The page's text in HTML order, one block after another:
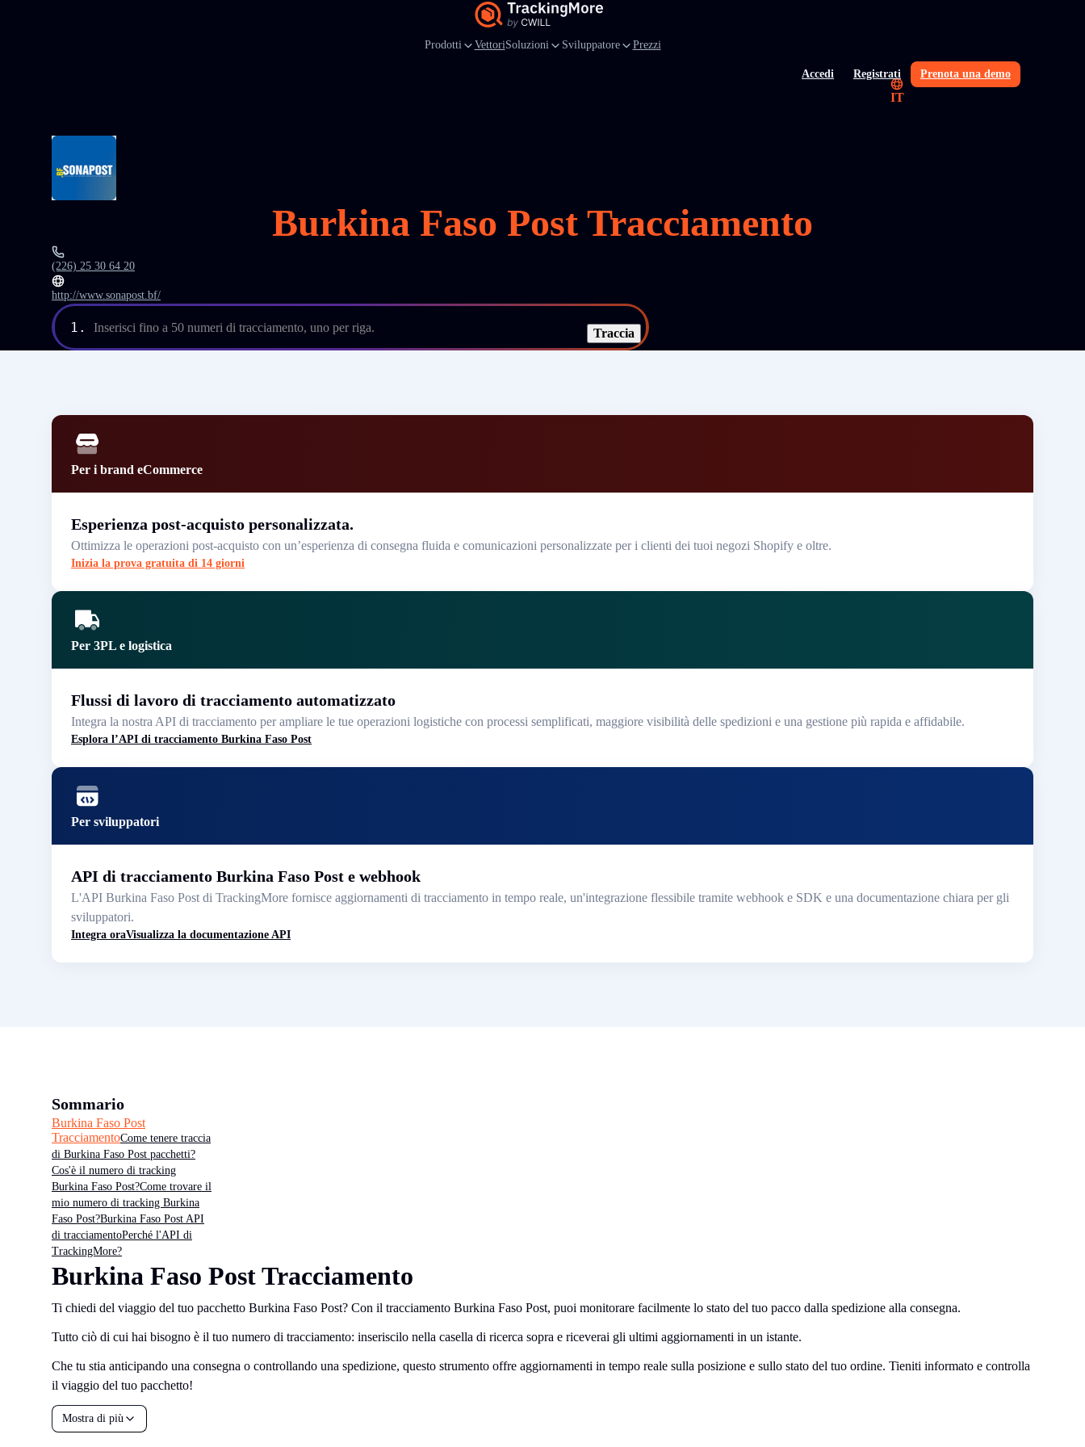
Prodotti VettoriSoluzioni Sviluppatore Prezzi
Accedi Registrati Prenota una demo
IT
Burkina Faso Post Tracciamento
(226) 25 30 64 20
http://www.sonapost.bf/
1. Inserisci fino a 50 numeri di tracciamento, uno per riga. Traccia
Per i brand eCommerce
Esperienza post-acquisto personalizzata.
Ottimizza le operazioni post-acquisto con un’esperienza di consegna fluida e comunicazioni personalizzate per i clienti dei tuoi negozi Shopify e oltre.
Inizia la prova gratuita di 14 giorni
Per 3PL e logistica
Flussi di lavoro di tracciamento automatizzato
Integra la nostra API di tracciamento per ampliare le tue operazioni logistiche con processi semplificati, maggiore visibilità delle spedizioni e una gestione più rapida e affidabile.
Esplora l’API di tracciamento Burkina Faso Post
Per sviluppatori
API di tracciamento Burkina Faso Post e webhook
L'API Burkina Faso Post di TrackingMore fornisce aggiornamenti di tracciamento in tempo reale, un'integrazione flessibile tramite webhook e SDK e una documentazione chiara per gli
sviluppatori.
Integra oraVisualizza la documentazione API
Sommario
Burkina Faso Post
TracciamentoCome tenere traccia
di Burkina Faso Post pacchetti?
Cos'è il numero di tracking
Burkina Faso Post?Come trovare il
mio numero di tracking Burkina
Faso Post?Burkina Faso Post API
di tracciamentoPerché l'API di
TrackingMore?
Burkina Faso Post Tracciamento
Ti chiedi del viaggio del tuo pacchetto Burkina Faso Post? Con il tracciamento Burkina Faso Post, puoi monitorare facilmente lo stato del tuo pacco dalla spedizione alla consegna.
Tutto ciò di cui hai bisogno è il tuo numero di tracciamento: inseriscilo nella casella di ricerca sopra e riceverai gli ultimi aggiornamenti in un istante.
Che tu stia anticipando una consegna o controllando una spedizione, questo strumento offre aggiornamenti in tempo reale sulla posizione e sullo stato del tuo ordine. Tieniti informato e controlla
il viaggio del tuo pacchetto!
Mostra di più